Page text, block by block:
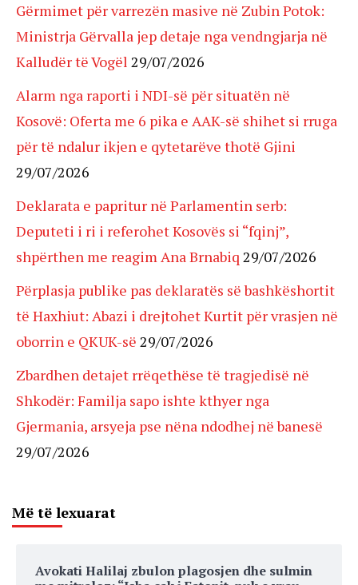
Gërmimet për varrezën masive në Zubin Potok:
Ministrja Gërvalla jep detaje nga vendngjarja në
Kalludër të Vogël 29/07/2026
Alarm nga raporti i NDI-së për situatën në
Kosovë: Oferta me 6 pika e AAK-së shihet si rruga
për të ndalur ikjen e qytetarëve thotë Gjini
29/07/2026
Deklarata e papritur në Parlamentin serb:
Deputeti i ri i referohet Kosovës si “fqinj”,
shpërthen me reagim Ana Brnabiq 29/07/2026
Përplasja publike pas deklaratës së bashkëshortit
të Haxhiut: Abazi i drejtohet Kurtit për vrasjen në
oborrin e QKUK-së 29/07/2026
Zbardhen detajet rrëqethëse të tragjedisë në
Shkodër: Familja sapo ishte kthyer nga
Gjermania, arsyeja pse nëna ndodhej në banesë
29/07/2026
Më të lexuarat
Avokati Halilaj zbulon plagosjen dhe sulmin